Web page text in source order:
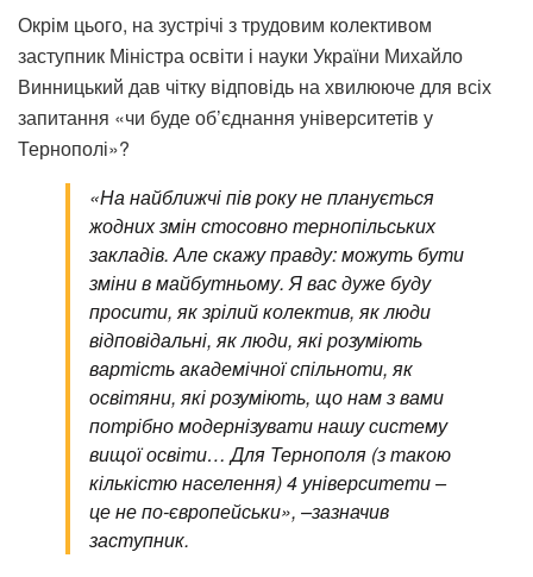
Окрім цього, на зустрічі з трудовим колективом
заступник Міністра освіти і науки України Михайло
Винницький дав чітку відповідь на хвилююче для всіх
запитання «чи буде об’єднання університетів у
Тернополі»?
«На найближчі пів року не планується
жодних змін стосовно тернопільських
закладів. Але скажу правду: можуть бути
зміни в майбутньому. Я вас дуже буду
просити, як зрілий колектив, як люди
відповідальні, як люди, які розуміють
вартість академічної спільноти, як
освітяни, які розуміють, що нам з вами
потрібно модернізувати нашу систему
вищої освіти… Для Тернополя (з такою
кількістю населення) 4 університети –
це не по-європейськи», –зазначив
заступник.